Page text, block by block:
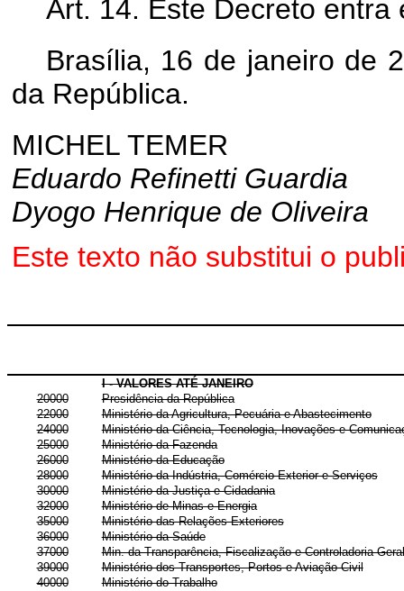
Art. 14. Este Decreto
Brasília, 16 de janeiro de
da República.
MICHEL TEMER
Eduardo Refinetti Guardia
Dyogo Henrique de Oliveira
Este texto não substitui o
I - VALORES ATÉ JANEIRO
20000
Presidência da República
22000
Ministério da Agricultura, Pecuária e Abastecimento
24000
Ministério da Ciência, Tecnologia, Inovações e
25000
Ministério da Fazenda
26000
Ministério da Educação
28000
Ministério da Indústria, Comércio Exterior e Serviços
30000
Ministério da Justiça e Cidadania
32000
Ministério de Minas e Energia
35000
Ministério das Relações Exteriores
36000
Ministério da Saúde
37000
Min. da Transparência, Fiscalização e Controladoria-
39000
Ministério dos Transportes, Portos e Aviação Civil
40000
Ministério do Trabalho